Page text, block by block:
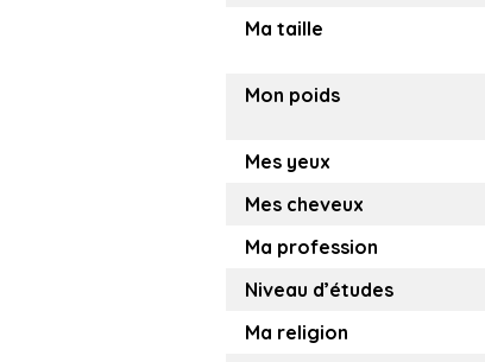
Ma taille
Mon poids
Mes yeux
Mes cheveux
Ma profession
Niveau d’études
Ma religion